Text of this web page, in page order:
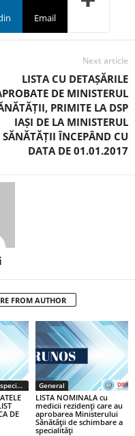
Email
Next article
LISTA CU DETAȘĂRILE
DE MINISTERUL
PRIMITE LA DSP
IAȘI DE LA MINISTERUL
SĂNĂTĂȚII ÎNCEPÂND CU
DATA DE 01.01.2017
FROM AUTHOR
Certificate medici specialiști / primari
DE
General
LISTA NOMINALA cu
medicii rezidenţi care au
aprobarea Ministerului
Sănătăţii de schimbare a
specialităţi